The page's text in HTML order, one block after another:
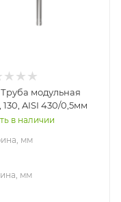
Труба модульная
130, AISI 430/0,5мм
в наличии
мм
мм